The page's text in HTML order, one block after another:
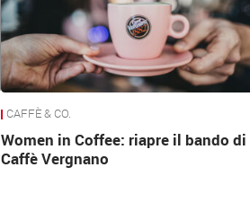
CAFFÈ & CO.
Women in Coffee: riapre il bando di
Caffè Vergnano